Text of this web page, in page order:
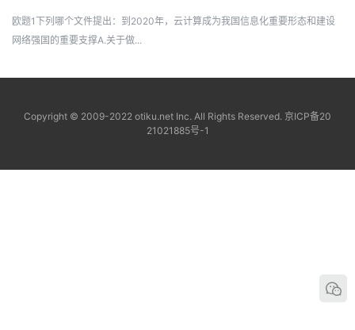
欧题1下列哪个文件提出：到2020年，云计算成为我国信息化重要形态和建设
网络强国的重要支撑A.关于做...
Copyright © 2009-2022 otiku.net Inc. All Rights Reserved. 京ICP备20
21021885号-1